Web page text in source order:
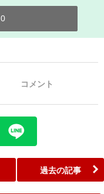
0
コメント
過去の記事